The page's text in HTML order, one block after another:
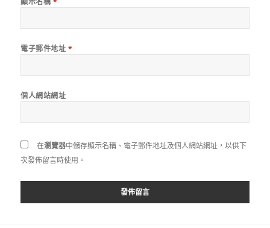
電子郵件地址 *
個人網站網址
在瀏覽器中儲存顯示名稱、電子郵件地址及個人網站網址，以供下
次發佈留言時使用。